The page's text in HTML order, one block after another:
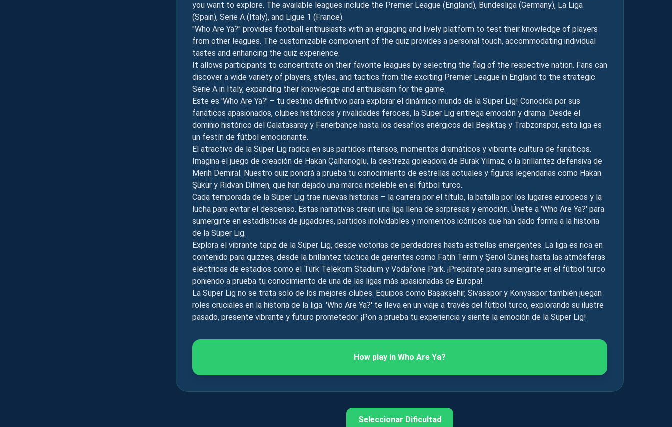
you want to explore. The available leagues include the Premier League (England), Bundesliga (Germany), La Liga
(Spain), Serie A (Italy), and Ligue 1 (France).
"Who Are Ya?" provides football enthusiasts with an engaging and lively platform to test their knowledge of players
from other leagues. The customizable component of the quiz provides a personal touch, accommodating individual
tastes and enhancing the quiz experience.
It allows participants to concentrate on their favorite leagues by selecting the flag of the respective nation. Fans can
discover a wide variety of players, styles, and tactics from the exciting Premier League in England to the strategic
Serie A in Italy, expanding their knowledge and enthusiasm for the game.
Este es 'Who Are Ya?' – tu destino definitivo para explorar el dinámico mundo de la Süper Lig! Conocida por sus
fanáticos apasionados, clubes históricos y rivalidades feroces, la Süper Lig entrega emoción y drama. Desde el
dominio histórico del Galatasaray y Fenerbahçe hasta los desafíos enérgicos del Beşiktaş y Trabzonspor, esta liga es
un festín de fútbol emocionante.
El atractivo de la Süper Lig radica en sus partidos intensos, momentos dramáticos y vibrante cultura de fanáticos.
Imagina el juego de creación de Hakan Çalhanoğlu, la destreza goleadora de Burak Yılmaz, o la brillantez defensiva de
Merih Demiral. Nuestro quiz pondrá a prueba tu conocimiento de estrellas actuales y figuras legendarias como Hakan
Şükür y Rıdvan Dilmen, que han dejado una marca indeleble en el fútbol turco.
Cada temporada de la Süper Lig trae nuevas historias – la carrera por el título, la batalla por los lugares europeos y la
lucha para evitar el descenso. Estas narrativas crean una liga llena de sorpresas y emoción. Únete a 'Who Are Ya?' para
sumergirte en estadísticas de jugadores, partidos inolvidables y momentos icónicos que han dado forma a la historia
de la Süper Lig.
Explora el vibrante tapiz de la Süper Lig, desde victorias de perdedores hasta estrellas emergentes. La liga es rica en
contenido para quizzes, desde la brillantez táctica de gerentes como Fatih Terim y Şenol Güneş hasta las atmósferas
eléctricas de estadios como el Türk Telekom Stadium y Vodafone Park. ¡Prepárate para sumergirte en el fútbol turco
poniendo a prueba tu conocimiento de una de las ligas más apasionadas de Europa!
La Süper Lig no se trata solo de los mejores clubes. Equipos como Başakşehir, Sivasspor y Konyaspor también juegan
roles cruciales en la historia de la liga. 'Who Are Ya?' te lleva en un viaje a través del fútbol turco, explorando su ilustre
pasado, presente vibrante y futuro prometedor. ¡Pon a prueba tu experiencia y siente la emoción de la Süper Lig!
How play in Who Are Ya?
Seleccionar Dificultad